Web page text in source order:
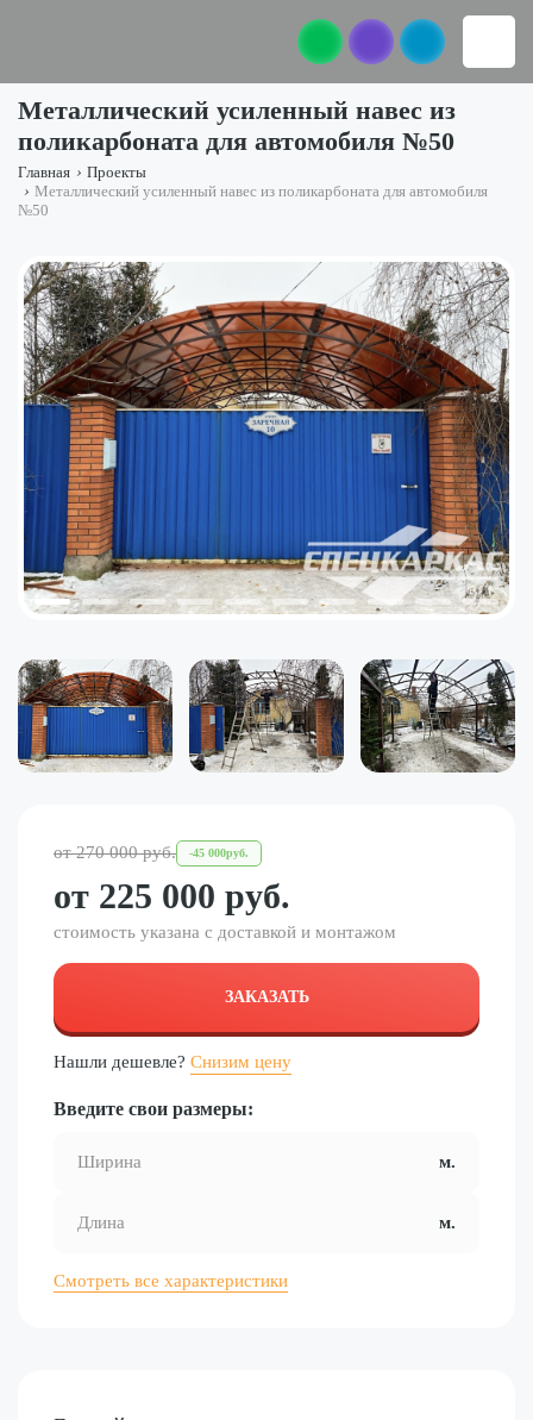
Металлический усиленный навес из
поликарбоната для автомобиля №50
Главная › Проекты
› Металлический усиленный навес из поликарбоната для автомобиля
№50
от270 000 руб. -45 000руб.
от 225 000 руб.
стоимость указана с доставкой и монтажом
ЗАКАЗАТЬ
Нашли дешевле? Снизим цену
Введите свои размеры:
Смотреть все характеристики